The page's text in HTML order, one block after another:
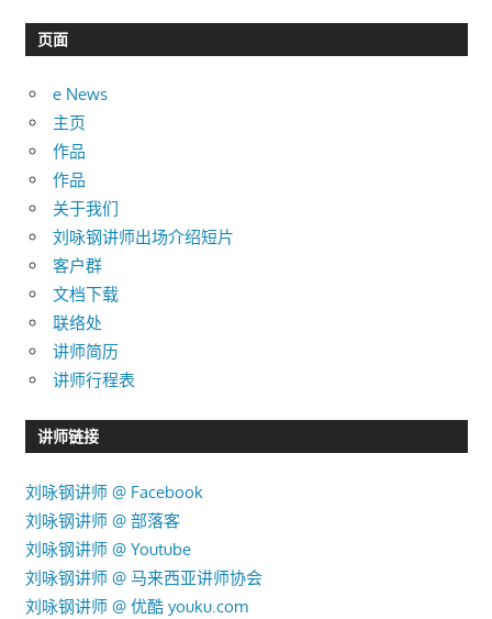
目页面
e News
主页
作品
作品
关于我们
刘咏钢讲师出场介绍短片
客户群
文档下载
联络处
讲师简历
讲师行程表
讲师链接
刘咏钢讲师 @ Facebook
刘咏钢讲师 @ 部落客
刘咏钢讲师 @ Youtube
刘咏钢讲师 @ 马来西亚讲师协会
刘咏钢讲师 @ 优酷 youku.com